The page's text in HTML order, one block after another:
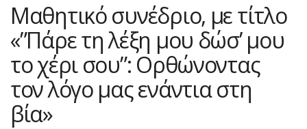
Μαθητικό συνέδριο, με τίτλο
«”Πάρε τη λέξη μου δώσ’ μου
το χέρι σου”: Ορθώνοντας
τον λόγο μας ενάντια στη
βία»